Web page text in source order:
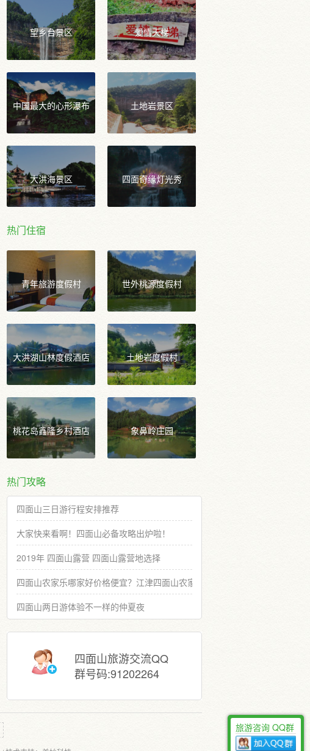
望乡台景区 爱情天梯
中国最大的心形瀑布 土地岩景区
大洪海景区 四面奇缘灯光秀
热门住宿
青年旅游度假村 世外桃源度假村
大洪湖山林度假酒店 土地岩度假村
桃花岛鑫隆乡村酒店 象鼻岭庄园
热门攻略
四面山三日游行程安排推荐
大家快来看啊！四面山必备攻略出炉啦！
2019年 四面山露营 四面山露营地选择
四面山农家乐哪家好价格便宜？江津四面山农家乐推荐选择
四面山两日游体验不一样的仲夏夜
四面山旅游交流QQ
群号码:91202264
旅游咨询 QQ群